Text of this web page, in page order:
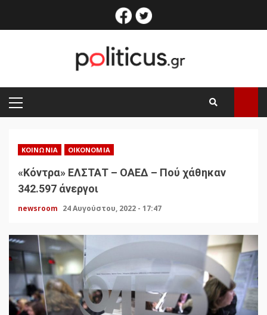
facebook
PRIMARY
MENU
ΚΟΙΝΩΝΊΑ ΟΙΚΟΝΟΜΊΑ
«Κόντρα» ΕΛΣΤΑΤ – ΟΑΕΔ – Πού χάθηκαν
342.597 άνεργοι
newsroom 24 Αυγούστου, 2022 - 17:47